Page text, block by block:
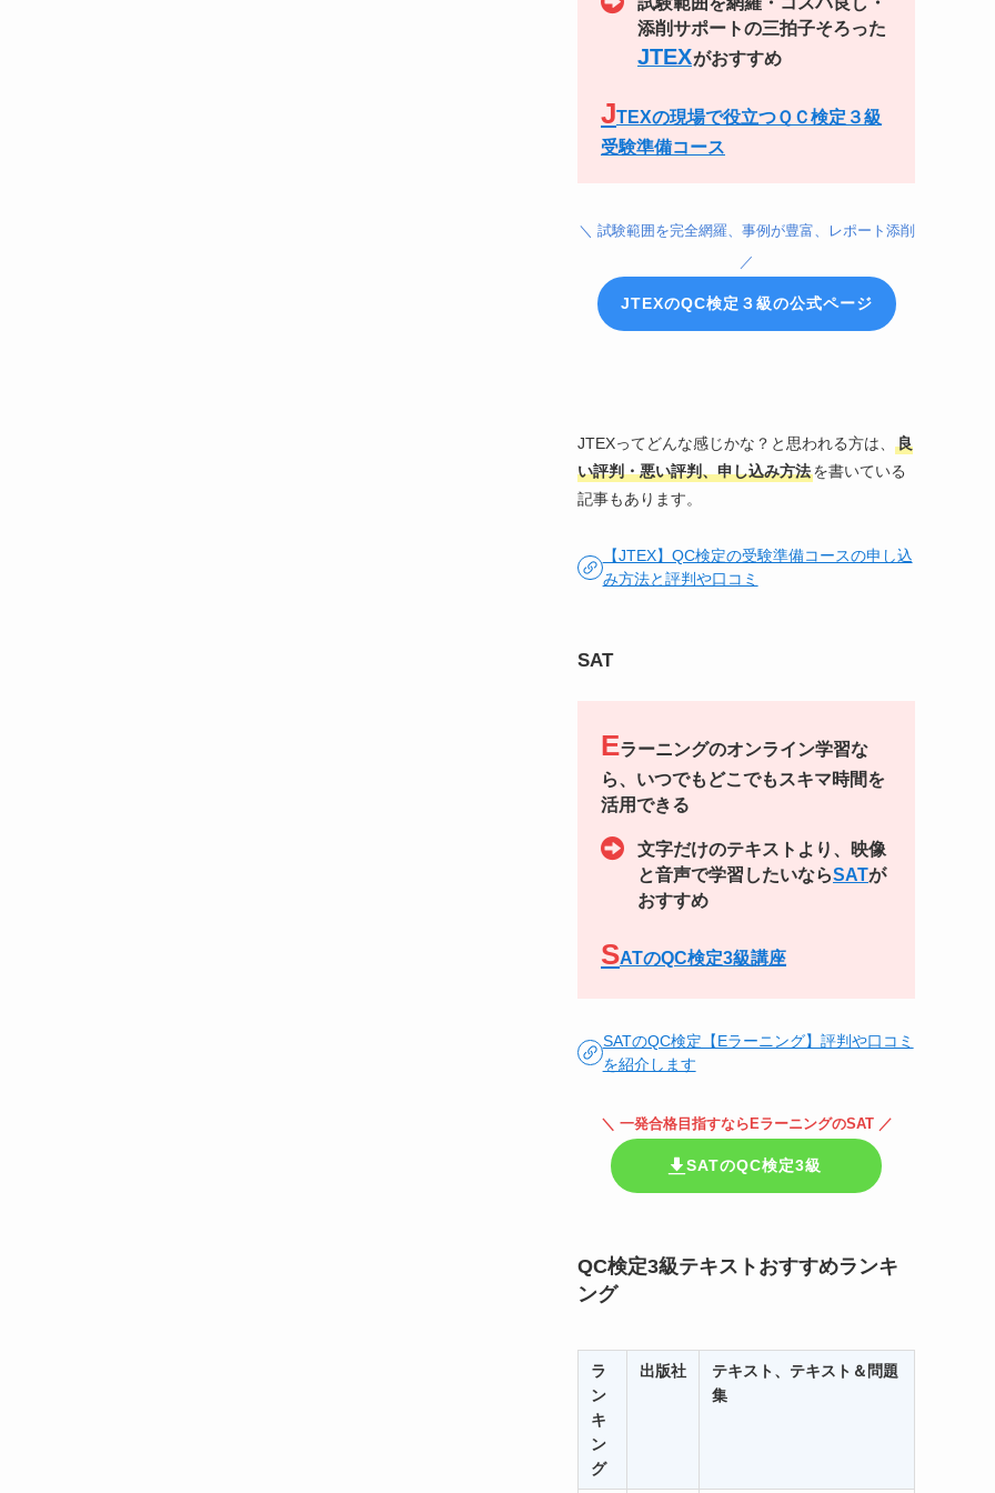
添削サポートの三拍子そろった
JTEXがおすすめ
JTEXの現場で役立つＱＣ検定３級
受験準備コース
＼ 試験範囲を完全網羅、事例が豊富、レポート添削
／
JTEXのQC検定３級の公式ページ
JTEXってどんな感じかな？と思われる方は、
良
い評判・悪い評判、申し込み方法を書いている
記事もあります。
【JTEX】QC検定の受験準備コースの申し込
み方法と評判や口コミ
SAT
Eラーニングのオンライン学習な
ら、いつでもどこでもスキマ時間を
活用できる
文字だけのテキストより、映像
と音声で学習したいならSATが
おすすめ
SATのQC検定3級講座
SATのQC検定【Eラーニング】評判や口コミ
を紹介します
＼ 一発合格目指すならEラーニングのSAT ／
SATのQC検定3級
QC検定3級テキストおすすめランキ
ング
ラ
ン
キ
ン
グ
出版社
テキスト、テキスト＆問題
集